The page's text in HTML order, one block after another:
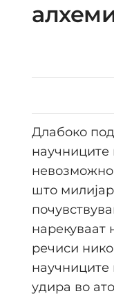
Длабоко
научниците
што
нарекуваат
речиси
научниците
удира во